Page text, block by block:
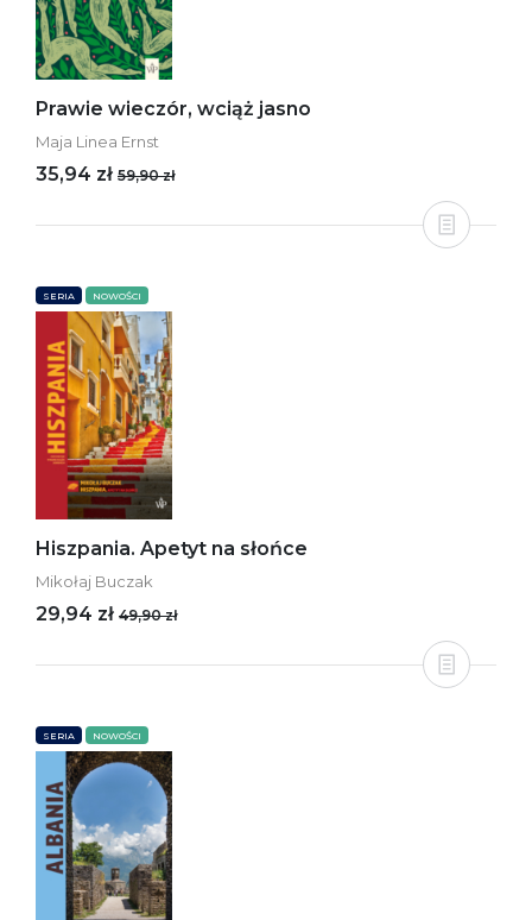
Prawie wieczór, wciąż jasno
Maja Linea Ernst
35,94 zł 59,90 zł
SERIA NOWOŚCI
Hiszpania. Apetyt na słońce
Mikołaj Buczak
29,94 zł 49,90 zł
SERIA NOWOŚCI